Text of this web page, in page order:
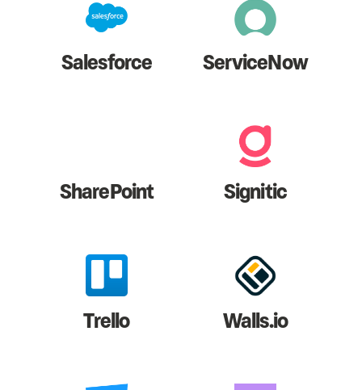
Salesforce ServiceNow
SharePoint Signitic
Trello Walls.io